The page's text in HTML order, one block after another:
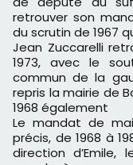
retrouver son
du scrutin de 1967
Jean Zuccarelli
1973, avec le
commun de la
repris la mairie de
1968 également
Le mandat de
précis, de 1968 à
direction